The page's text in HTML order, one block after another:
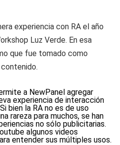
experiencia con RA el año
Luz Verde. En esa
que fue tomado como
a NewPanel agregar
experiencia de interacción
bien la RA no es de uso
rareza para muchos, se han
no sólo publicitarias.
algunos videos
entender sus múltiples usos.